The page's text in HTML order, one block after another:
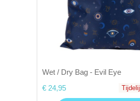
Wet / Dry Bag - Evil Eye
€ 24,95